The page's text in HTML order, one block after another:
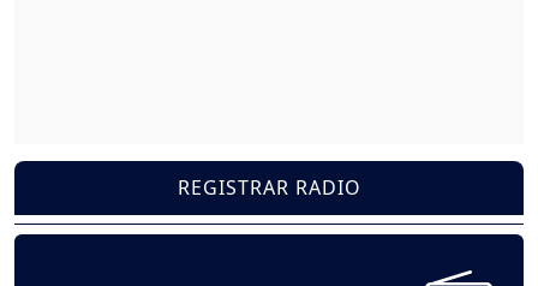
REGISTRAR RADIO